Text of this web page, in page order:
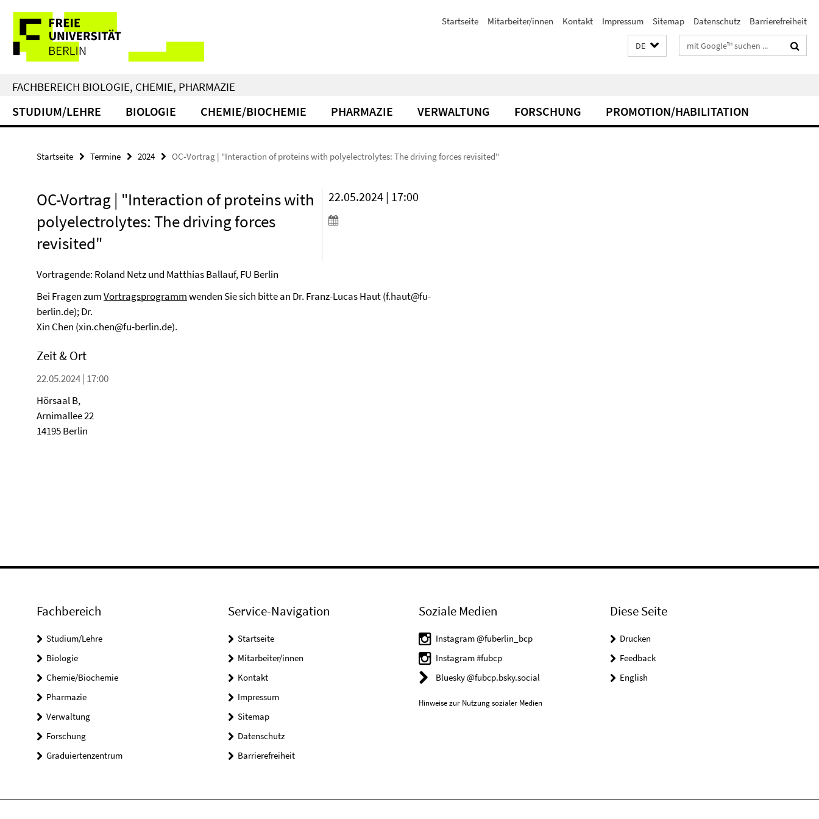
direkt
Inhalt
Service-
Navigation
Startseite Mitarbeiter/innen Kontakt Impressum Sitemap Datenschutz Barrierefreiheit
DE Suchbegriffe
FACHBEREICH BIOLOGIE, CHEMIE, PHARMAZIE
STUDIUM/LEHRE BIOLOGIE CHEMIE/BIOCHEMIE PHARMAZIE VERWALTUNG FORSCHUNG PROMOTION/HABILITATION
Startseite Termine 2024 OC-Vortrag | "Interaction of proteins with polyelectrolytes: The driving forces revisited"
OC-Vortrag | "Interaction of proteins with
polyelectrolytes: The driving forces
revisited"
22.05.2024 | 17:00
Vortragende: Roland Netz und Matthias Ballauf, FU Berlin
Bei Fragen zumVortragsprogrammwenden Sie sich bitte an Dr. Franz-Lucas Haut (f.haut@fu-
berlin.de); Dr.
Xin Chen (xin.chen@fu-berlin.de).
Zeit & Ort
22.05.2024 | 17:00
Hörsaal B,
Arnimallee 22
14195 Berlin
Fachbereich
Studium/Lehre
Biologie
Chemie/Biochemie
Pharmazie
Verwaltung
Forschung
Graduiertenzentrum
Service-Navigation
Startseite
Mitarbeiter/innen
Kontakt
Impressum
Sitemap
Datenschutz
Barrierefreiheit
Soziale Medien
Instagram @fuberlin_bcp
Instagram #fubcp
Bluesky @fubcp.bsky.social
Hinweise zur Nutzung sozialer Medien
Diese Seite
Drucken
Feedback
English